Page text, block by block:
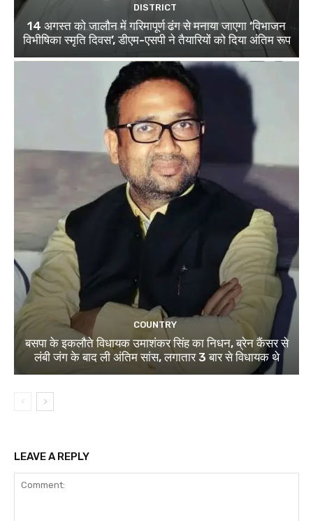
DISTRICT
14 अगस्त को जालौन में गरिमापूर्ण ढंग से मनाया जाएगा ‘विभाजन
विभीषिका स्मृति दिवस’, डीएम-एसपी ने तैयारियों को दिया अंतिम रूप
COUNTRY
बसपा के इकलौते विधायक उमाशंकर सिंह का निधन, ब्रेन कैंसर से
लंबी जंग के बाद ली अंतिम सांस, लगातार 3 बार से विधायक थे
LEAVE A REPLY